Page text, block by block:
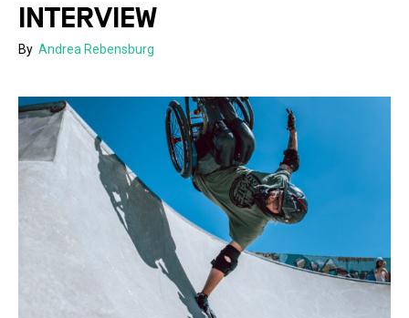
INTERVIEW
By Andrea Rebensburg